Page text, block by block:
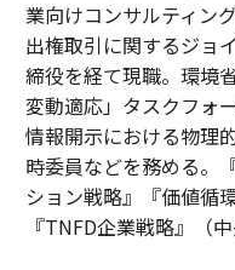
業向けコンサルティン
出権取引に関するジョ
締役を経て現職。環境
変動適応」タスクフォ
情報開示における物理
時委員などを務める。
ション戦略』『価値循
『TNFD企業戦略』（